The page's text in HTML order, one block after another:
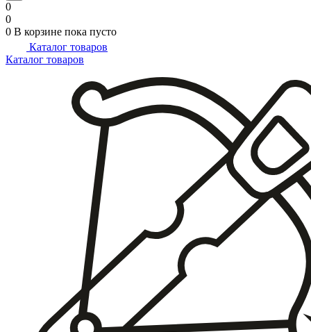
0
0
0 В корзине пока пусто
Каталог товаров
Каталог товаров